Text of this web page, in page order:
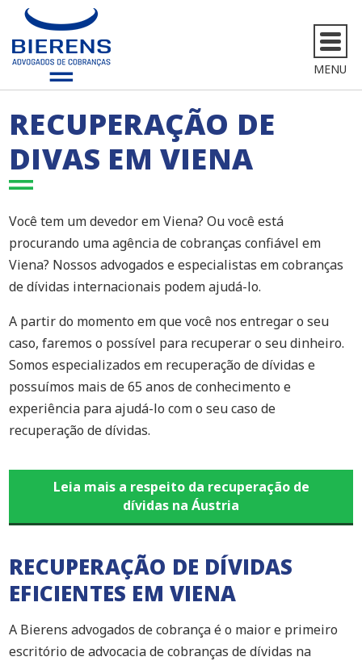
MENU
RECUPERAÇÃO DE
DIVAS EM VIENA
Você tem um devedor em Viena? Ou você está
procurando uma agência de cobranças confiável em
Viena? Nossos advogados e especialistas em cobranças
de dívidas internacionais podem ajudá-lo.
A partir do momento em que você nos entregar o seu
caso, faremos o possível para recuperar o seu dinheiro.
Somos especializados em recuperação de dívidas e
possuímos mais de 65 anos de conhecimento e
experiência para ajudá-lo com o seu caso de
recuperação de dívidas.
Leia mais a respeito da recuperação de
dívidas na Áustria
RECUPERAÇÃO DE DÍVIDAS
EFICIENTES EM VIENA
A Bierens advogados de cobrança é o maior e primeiro
escritório de advocacia de cobranças de dívidas na